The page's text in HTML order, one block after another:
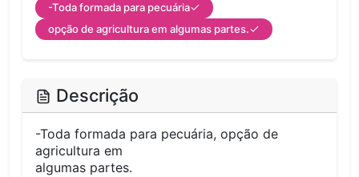
-Toda formada para pecuária
opção de agricultura em algumas partes.
Descrição
-Toda formada para pecuária, opção de
agricultura em
algumas partes.